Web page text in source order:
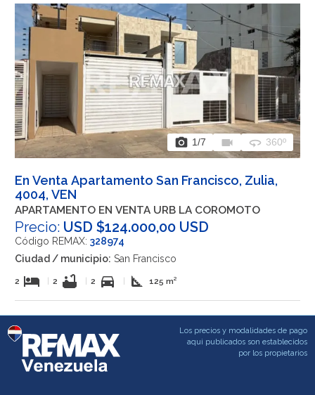
photo_camera 1/7 videocam 360 360º
En Venta Apartamento San Francisco, Zulia,
4004, VEN
APARTAMENTO EN VENTA URB LA COROMOTO
Precio: USD $124.000,00 USD
Código REMAX: 328974
Ciudad / municipio: San Francisco
2 hotel 2 bathtub 2 directions_car square_foot 125 m²
Los precios y modalidades de pago
aqui publicados son establecidos
por los propietarios